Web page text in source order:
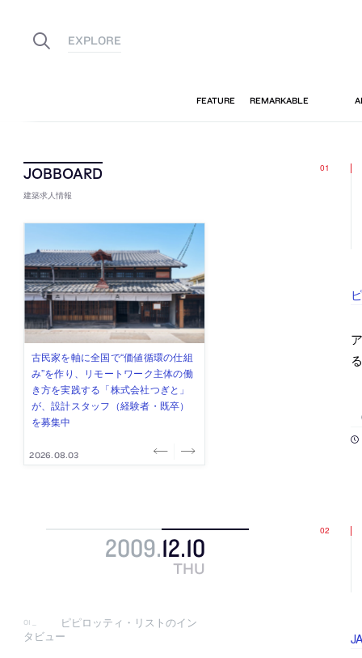
建築求人情報
佐々木慧が主宰する「axonometric株
式会社」が、設計スタッフ（経験
者・既卒・2027年新卒）を募集中
2026.08.07
古民家を軸に全国で“価値循環の仕組
み”を作り、リモートワーク主体の働
き方を実践する「株式会社つぎと」
が、設計スタッフ（経験者・既卒）
を募集中
2026.08.03
リノベる株式会社が、設計パートナ
ー (業務委託) を募集中
2026.08.03
社会への影響力のある建築を手掛
け、スタッフ同士で助け合う環境づ
くりも行う「E.A.S.T.architects」
が、設計スタッフ（経験者・既卒・
2027年新卒）を募集中
2026.07.31
代官山を拠点に活動する「梅澤竜也 /
ALA INC.」が、設計スタッフ・アル
バイト・事務職を募集中
2026.07.30
2009.12.10
THU
ピピロッティ・リストのイン
タビュー